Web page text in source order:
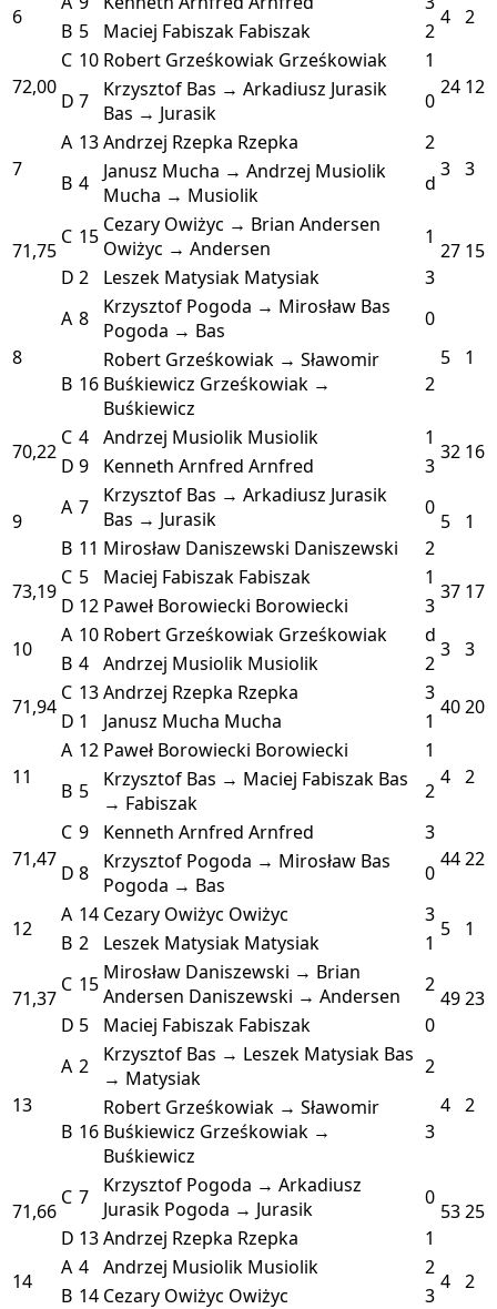
6 4 2
B 5 Maciej Fabiszak Fabiszak 2
72,00
C 10 Robert Grześkowiak Grześkowiak
1
24 12
D 7
Krzysztof Bas → Arkadiusz Jurasik
Bas → Jurasik
0
7
A 13Andrzej Rzepka Rzepka
2
3 3
B 4
Janusz Mucha → Andrzej Musiolik
Mucha → Musiolik
d
71,75
C 15 Cezary Owiżyc → Brian Andersen
Owiżyc → Andersen
1
27 15
D 2 Leszek Matysiak Matysiak 3
8
A 8
Krzysztof Pogoda → Mirosław Bas
Pogoda → Bas
0
5
1
B 16
Robert Grześkowiak → Sławomir
Buśkiewicz Grześkowiak →
Buśkiewicz
2
70,22
C 4 Andrzej Musiolik Musiolik 1
32 16
D 9 Kenneth Arnfred Arnfred 3
9
A 7
Krzysztof Bas → Arkadiusz Jurasik
Bas → Jurasik
0
5
1
B 11 Mirosław Daniszewski Daniszewski
2
73,19
C 5 Maciej Fabiszak Fabiszak 1
37 17
D 12 Paweł Borowiecki Borowiecki
3
10
A 10 Robert Grześkowiak Grześkowiak d
3 3
B 4 Andrzej Musiolik Musiolik
2
71,94
C 13Andrzej Rzepka Rzepka 3
4020
D 1 Janusz Mucha Mucha 1
11
A 12 Paweł Borowiecki Borowiecki
1
4 2
B 5 Krzysztof Bas → Maciej Fabiszak Bas
→ Fabiszak
2
71,47
C 9 Kenneth Arnfred Arnfred
3
4422
D 8
Krzysztof Pogoda → Mirosław Bas
Pogoda → Bas
0
12
A 14 Cezary Owiżyc Owiżyc 3
5 1
B 2 Leszek Matysiak Matysiak 1
71,37
C 15 Mirosław Daniszewski → Brian
Andersen Daniszewski → Andersen 2
4923
D 5 Maciej Fabiszak Fabiszak 0
13
A 2 Krzysztof Bas → Leszek Matysiak Bas
→ Matysiak
2
4 2
B 16
Robert Grześkowiak → Sławomir
Buśkiewicz Grześkowiak →
Buśkiewicz
3
71,66
C 7
Krzysztof Pogoda → Arkadiusz
Jurasik Pogoda → Jurasik 0
5325
D 13Andrzej Rzepka Rzepka
1
14
A 4 Andrzej Musiolik Musiolik 2
4 2
B 14 Cezary Owiżyc Owiżyc
3